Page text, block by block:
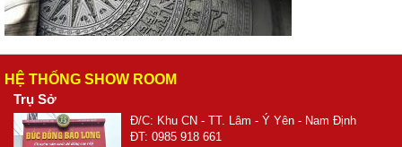
HỆ THỐNG SHOW ROOM
Trụ Sở
Đ/C: Khu CN - TT. Lâm - Ý Yên - Nam Định
ĐT: 0985 918 661